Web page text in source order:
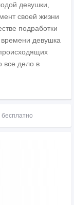
девушки,
своей жизни
подработки
девушка
все дело в